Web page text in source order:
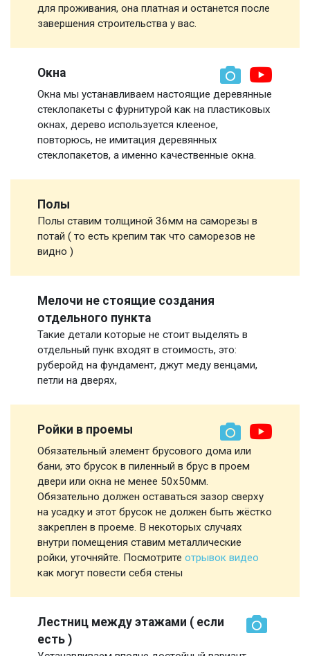
для проживания, она платная и останется после
завершения строительства у вас.
Окна
Окна мы устанавливаем настоящие деревянные
стеклопакеты с фурнитурой как на пластиковых
окнах, дерево используется клееное,
повторюсь, не имитация деревянных
стеклопакетов, а именно качественные окна.
Полы
Полы ставим толщиной 36мм на саморезы в
потай ( то есть крепим так что саморезов не
видно )
Мелочи не стоящие создания
отдельного пункта
Такие детали которые не стоит выделять в
отдельный пунк входят в стоимость, это:
руберойд на фундамент, джут меду венцами,
петли на дверях,
Ройки в проемы
Обязательный элемент брусового дома или
бани, это брусок в пиленный в брус в проем
двери или окна не менее 50х50мм.
Обязательно должен оставаться зазор сверху
на усадку и этот брусок не должен быть жёстко
закреплен в проеме. В некоторых случаях
внутри помещения ставим металлические
ройки, уточняйте. Посмотрите отрывок видео
как могут повести себя стены
Лестниц между этажами ( если
есть )